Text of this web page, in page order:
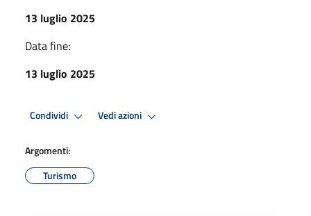
13 luglio 2025
Data fine:
13 luglio 2025
Condividi Vedi azioni
Argomenti:
Turismo